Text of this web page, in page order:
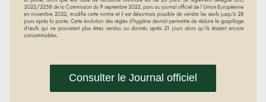
Consulter le Journal officiel